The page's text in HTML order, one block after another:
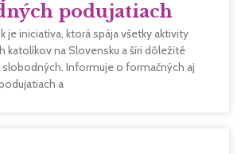
podujatiach
je iniciatíva, ktorá spája všetky aktivity
katolíkov na Slovensku a šíri dôležité
Informuje o formačných aj
a